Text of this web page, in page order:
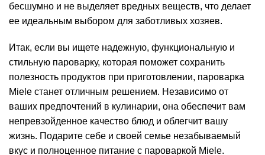
бесшумно и не выделяет вредных веществ, что делает
ее идеальным выбором для заботливых хозяев.
Итак, если вы ищете надежную, функциональную и
стильную пароварку, которая поможет сохранить
полезность продуктов при приготовлении, пароварка
Miele станет отличным решением. Независимо от
ваших предпочтений в кулинарии, она обеспечит вам
непревзойденное качество блюд и облегчит вашу
жизнь. Подарите себе и своей семье незабываемый
вкус и полноценное питание с пароваркой Miele.